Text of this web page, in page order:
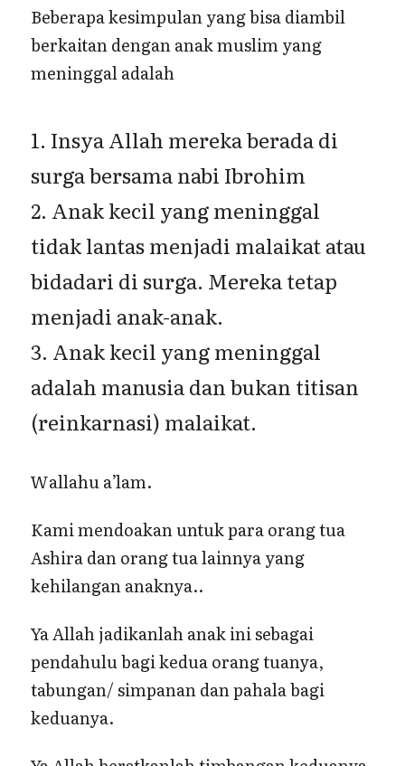
Beberapa kesimpulan yang bisa diambil
berkaitan dengan anak muslim yang
meninggal adalah
1. Insya Allah mereka berada di
surga bersama nabi Ibrohim
2. Anak kecil yang meninggal
tidak lantas menjadi malaikat atau
bidadari di surga. Mereka tetap
menjadi anak-anak.
3. Anak kecil yang meninggal
adalah manusia dan bukan titisan
(reinkarnasi) malaikat.
Wallahu a’lam.
Kami mendoakan untuk para orang tua
Ashira dan orang tua lainnya yang
kehilangan anaknya..
Ya Allah jadikanlah anak ini sebagai
pendahulu bagi kedua orang tuanya,
tabungan/ simpanan dan pahala bagi
keduanya.